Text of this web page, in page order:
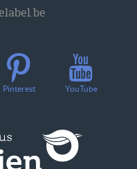
Pinterest YouTube